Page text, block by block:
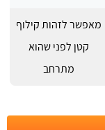
מאפשר לזהות קילוף
קטן לפני שהוא
מתרחב